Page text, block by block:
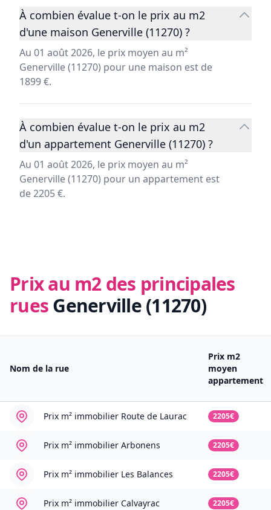
À combien évalue t-on le prix au m2
d'une maison Generville (11270) ?
Au 01 août 2026, le prix moyen au m²
Generville (11270) pour une maison est de
1899 €.
À combien évalue t-on le prix au m2
d'un appartement Generville (11270) ?
Au 01 août 2026, le prix moyen au m²
Generville (11270) pour un appartement est
de 2205 €.
Prix au m2 des principales
ruesGenerville (11270)
Nom de la rue
Prix m2
moyen
appartement
Prix m² immobilier Route de Laurac 2205€
Prix m² immobilier Arbonens 2205€
Prix m² immobilier Les Balances 2205€
Prix m² immobilier Calvayrac 2205€